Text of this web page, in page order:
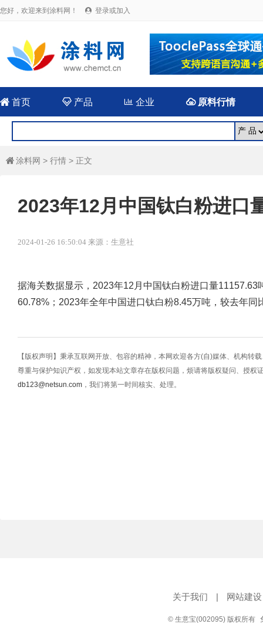
您好，欢迎来到涂料网！  登录或加入
 首页 产品  企业 原料行情
 涂料网 > 行情 > 正文
2023年12月中国钛白粉进口
2024-01-26 16:50:04 来源：生意社
据海关数据显示，2023年12月中国钛白粉进口量11157.63
60.78%；2023年全年中国进口钛白粉8.45万吨，较去年
【版权声明】秉承互联网开放、包容的精神，本网欢迎各方(自)媒体、机构转
尊重与保护知识产权，如发现本站文章存在版权问题，烦请将版权疑问、授权
db123@netsun.com ，我们将第一时间核实、处理。
关于我们 | 网站建设
© 生意宝(002095) 版权所有